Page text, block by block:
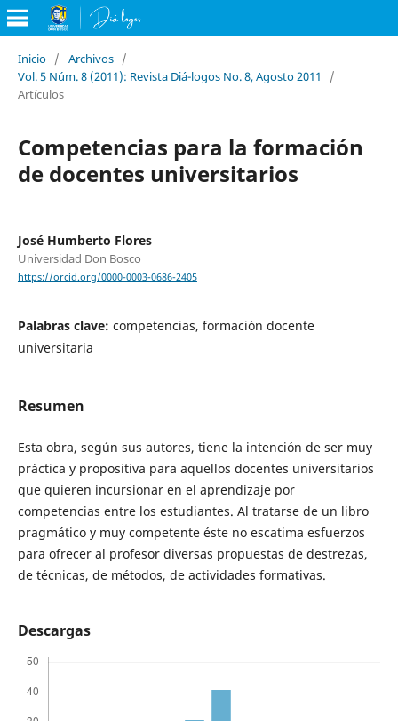
Inicio / Archivos /
Vol. 5 Núm. 8 (2011): Revista Diá-logos No. 8, Agosto 2011
/
Artículos
Competencias para la formación
de docentes universitarios
José Humberto Flores
Universidad Don Bosco
https://orcid.org/0000-0003-0686-2405
Palabras clave: competencias, formación docente
universitaria
Resumen
Esta obra, según sus autores, tiene la intención de ser muy
práctica y propositiva para aquellos docentes universitarios
que quieren incursionar en el aprendizaje por
competencias entre los estudiantes. Al tratarse de un libro
pragmático y muy competente éste no escatima esfuerzos
para ofrecer al profesor diversas propuestas de destrezas,
de técnicas, de métodos, de actividades formativas.
Descargas